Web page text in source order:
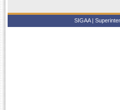
SIGAA |